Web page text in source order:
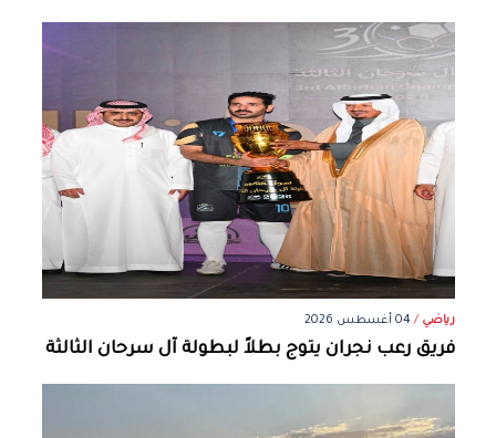
رياضي /04 أغسطس 2026
فريق رعب نجران يتوج بطلاً لبطولة آل سرحان الثالثة